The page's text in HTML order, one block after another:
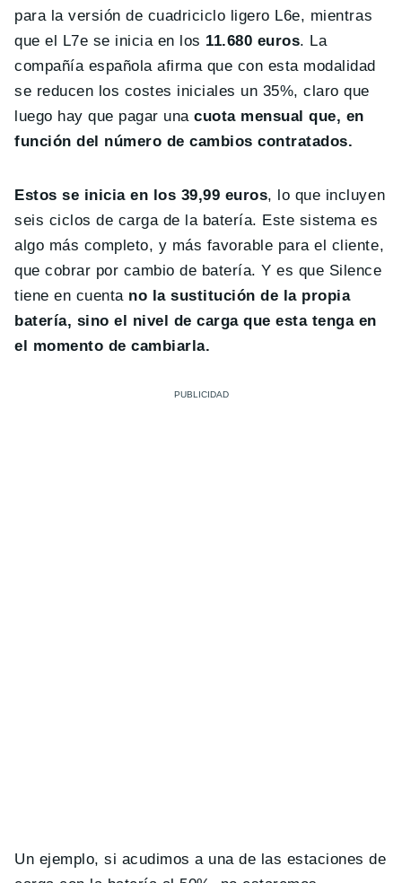
para la versión de cuadriciclo ligero L6e, mientras
que el L7e se inicia en los 11.680 euros. La
compañía española afirma que con esta modalidad
se reducen los costes iniciales un 35%, claro que
luego hay que pagar unacuota mensual que, en
función del número de cambios contratados.
Estos se inicia en los 39,99 euros, lo que incluyen
seis ciclos de carga de la batería. Este sistema es
algo más completo, y más favorable para el cliente,
que cobrar por cambio de batería. Y es que Silence
tiene en cuenta no la sustitución de la propia
batería, sino el nivel de carga que esta tenga en
el momento de cambiarla.
Un ejemplo, si acudimos a una de las estaciones de